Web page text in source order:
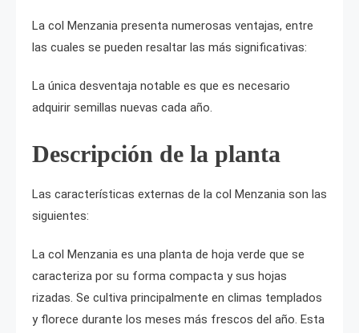
La col Menzania presenta numerosas ventajas, entre
las cuales se pueden resaltar las más significativas:
La única desventaja notable es que es necesario
adquirir semillas nuevas cada año.
Descripción de la planta
Las características externas de la col Menzania son las
siguientes:
La col Menzania es una planta de hoja verde que se
caracteriza por su forma compacta y sus hojas
rizadas. Se cultiva principalmente en climas templados
y florece durante los meses más frescos del año. Esta